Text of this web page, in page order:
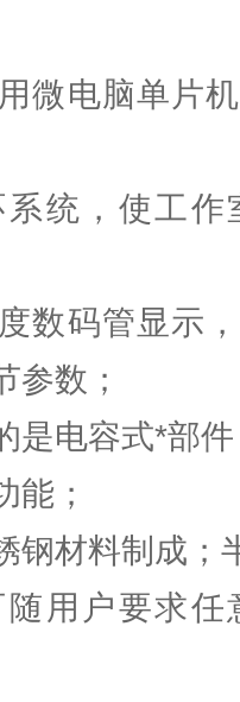
微电脑单片
统，使工作
数码管显示
参数；
是电容式*部
能；
钢材料制成；
用户要求任